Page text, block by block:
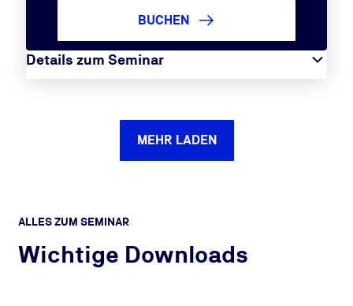
Details zum Seminar
BUCHEN
MEHR LADEN
ALLES ZUM SEMINAR
Wichtige Downloads